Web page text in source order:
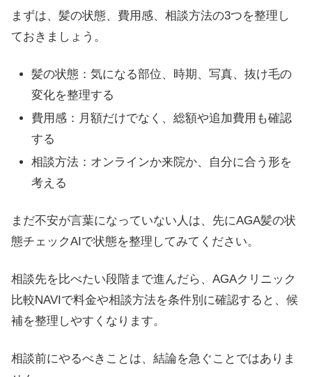
まずは、髪の状態、費用感、相談方法の3つを整理し
ておきましょう。
髪の状態：気になる部位、時期、写真、抜け毛の
変化を整理する
費用感：月額だけでなく、総額や追加費用も確認
する
相談方法：オンラインか来院か、自分に合う形を
考える
まだ不安が言葉になっていない人は、先にAGA髪の状
態チェックAIで状態を整理してみてください。
相談先を比べたい段階まで進んだら、AGAクリニック
比較NAVIで料金や相談方法を条件別に確認すると、候
補を整理しやすくなります。
相談前にやるべきことは、結論を急ぐことではありま